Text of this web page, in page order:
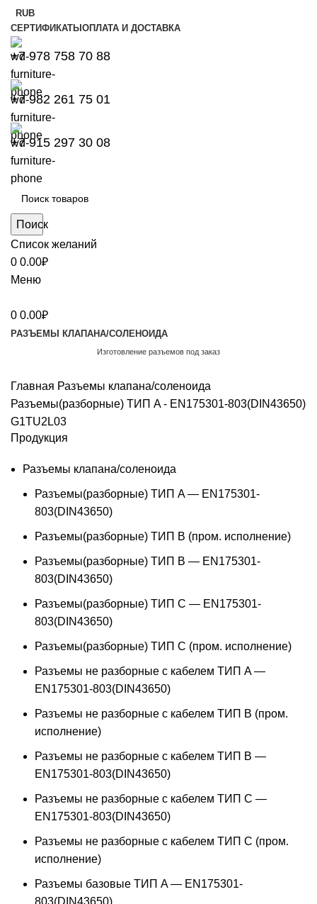
RUB
СЕРТИФИКАТЫОПЛАТА И ДОСТАВКА
+7 978 758 70 88
+7 982 261 75 01
+7 915 297 30 08
Поиск
Список желаний
0 0.00₽
Меню
0 0.00₽
РАЗЪЕМЫ КЛАПАНА/СОЛЕНОИДА
Изготовление разъемов под заказ
Главная Разъемы клапана/соленоида
Разъемы(разборные) ТИП A - EN175301-803(DIN43650)
G1TU2L03
Продукция
Разъемы клапана/соленоида
Разъемы(разборные) ТИП A — EN175301-
803(DIN43650)
Разъемы(разборные) ТИП В (пром. исполнение)
Разъемы(разборные) ТИП B — EN175301-
803(DIN43650)
Разъемы(разборные) ТИП C — EN175301-
803(DIN43650)
Разъемы(разборные) ТИП С (пром. исполнение)
Разъемы не разборные с кабелем ТИП A —
EN175301-803(DIN43650)
Разъемы не разборные с кабелем ТИП B (пром.
исполнение)
Разъемы не разборные с кабелем ТИП B —
EN175301-803(DIN43650)
Разъемы не разборные с кабелем ТИП C —
EN175301-803(DIN43650)
Разъемы не разборные с кабелем ТИП C (пром.
исполнение)
Разъемы базовые ТИП A — EN175301-
803(DIN43650)